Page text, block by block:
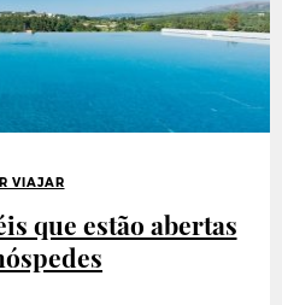
VIAJAR
que estão abertas